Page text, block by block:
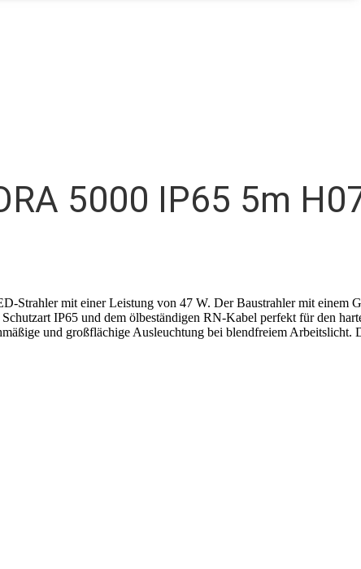
5000 IP65 5m
mit einer Leistung von 47 W. Der Baustrahler mit einem
IP65 und dem ölbeständigen RN-Kabel perfekt für den
und großflächige Ausleuchtung bei blendfreiem Arbeitslicht.